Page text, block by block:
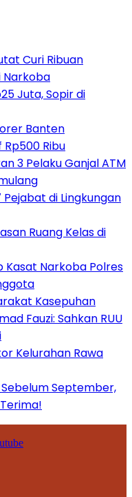
Curi Ribuan
Narkoba
Juta, Sopir di
Banten
Ribu
3 Pelaku Ganjal ATM
di Lingkungan
Ruang Kelas di
Kasat Narkoba Polres
Kasepuhan
Fauzi: Sahkan RUU
Kelurahan Rawa
September,